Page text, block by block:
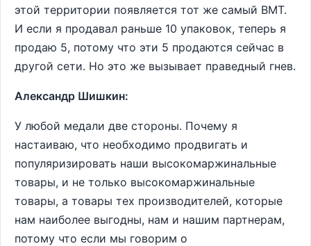
этой территории появляется тот же самый ВМТ.
И если я продавал раньше 10 упаковок, теперь я
продаю 5, потому что эти 5 продаются сейчас в
другой сети. Но это же вызывает праведный гнев.
Александр Шишкин:
У любой медали две стороны. Почему я
настаиваю, что необходимо продвигать и
популяризировать наши высокомаржинальные
товары, и не только высокомаржинальные
товары, а товары тех производителей, которые
нам наиболее выгодны, нам и нашим партнерам,
потому что если мы говорим о